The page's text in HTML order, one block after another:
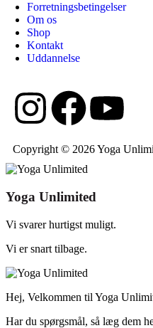
Forretningsbetingelser
Om os
Shop
Kontakt
Uddannelse
Copyright © 2026 Yoga
Yoga Unlimited
Vi svarer hurtigst muligt.
Vi er snart tilbage.
Hej, Velkommen til Yoga
Har du spørgsmål, så læg dem